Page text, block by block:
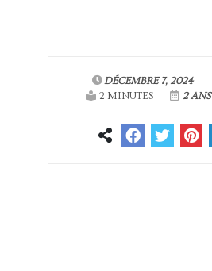
DÉCEMBRE 7, 2024
2 MINUTES
2 ANS